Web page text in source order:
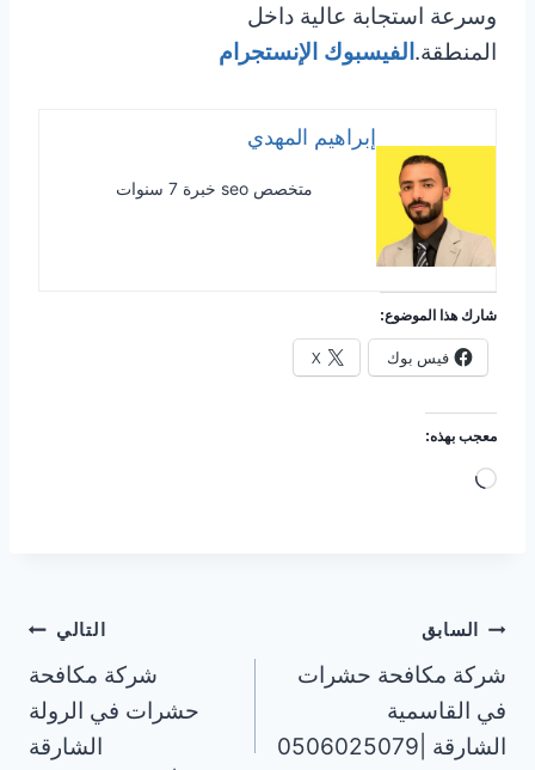
وسرعة استجابة عالية داخل
المنطقة. الفيسبوك الإنستجرام
إبراهيم المهدي
متخصص seo خبرة 7 سنوات
شارك هذا الموضوع:
فيس بوك X
معجب بهذه:
ج
ا
ت
ح
م
تصفّح
المقالات
السابق
شركة مكافحة حشرات
في القاسمية
الشارقة |0506025079
التالي
شركة مكافحة
حشرات في الرولة
الشارقة